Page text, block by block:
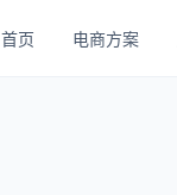
首页 电商方案